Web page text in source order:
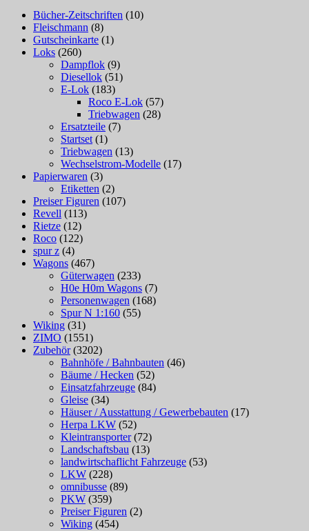
Bücher-Zeitschriften (10)
Fleischmann (8)
Gutscheinkarte (1)
Loks (260)
Dampflok (9)
Diesellok (51)
E-Lok (183)
Roco E-Lok (57)
Triebwagen (28)
Ersatzteile (7)
Startset (1)
Triebwagen (13)
Wechselstrom-Modelle (17)
Papierwaren (3)
Etiketten (2)
Preiser Figuren (107)
Revell (113)
Rietze (12)
Roco (122)
spur z (4)
Wagons (467)
Güterwagen (233)
H0e H0m Wagons (7)
Personenwagen (168)
Spur N 1:160 (55)
Wiking (31)
ZIMO (1551)
Zubehör (3202)
Bahnhöfe / Bahnbauten (46)
Bäume / Hecken (52)
Einsatzfahrzeuge (84)
Gleise (34)
Häuser / Ausstattung / Gewerbebauten (17)
Herpa LKW (52)
Kleintransporter (72)
Landschaftsbau (13)
landwirtschaflicht Fahrzeuge (53)
LKW (228)
omnibusse (89)
PKW (359)
Preiser Figuren (2)
Wiking (454)